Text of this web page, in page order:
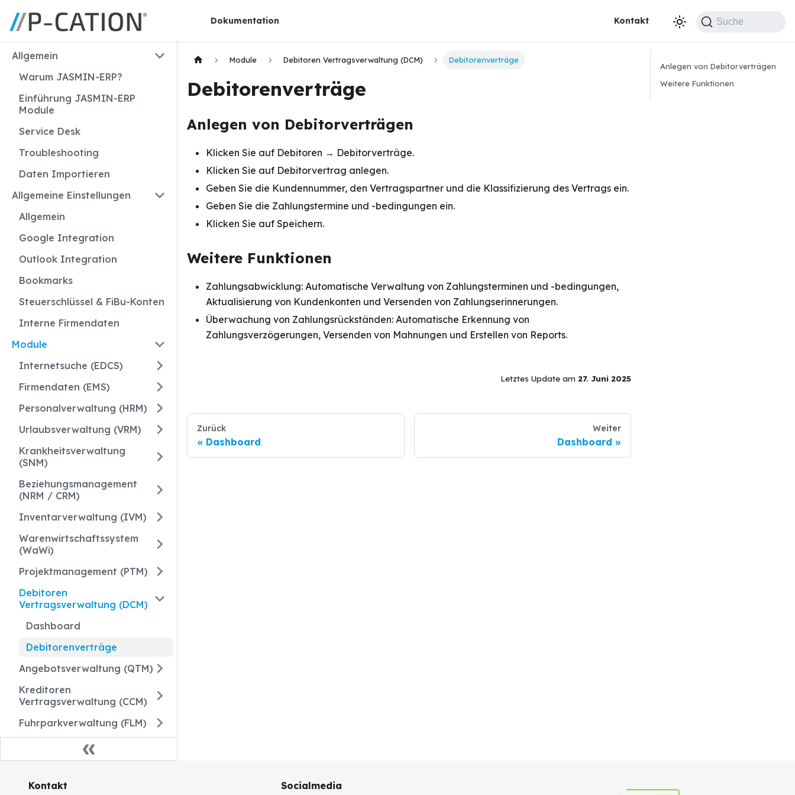
Dokumentation Kontakt Suche
Allgemein
Warum JASMIN-ERP?
Einführung JASMIN-ERP
Module
Service Desk
Troubleshooting
Daten Importieren
Allgemeine Einstellungen
Allgemein
Google Integration
Outlook Integration
Bookmarks
Steuerschlüssel & FiBu-Konten
Interne Firmendaten
Module
Internetsuche (EDCS)
Firmendaten (EMS)
Personalverwaltung (HRM)
Urlaubsverwaltung (VRM)
Krankheitsverwaltung
(SNM)
Beziehungsmanagement
(NRM / CRM)
Inventarverwaltung (IVM)
Warenwirtschaftssystem
(WaWi)
Projektmanagement (PTM)
Debitoren
Vertragsverwaltung (DCM)
Dashboard
Debitorenverträge
Angebotsverwaltung (QTM)
Kreditoren
Vertragsverwaltung (CCM)
Fuhrparkverwaltung (FLM)
Module Debitoren Vertragsverwaltung (DCM) Debitorenverträge
Debitorenverträge
Anlegen von Debitorverträgen
Klicken Sie auf Debitoren → Debitorverträge.
Klicken Sie auf Debitorvertrag anlegen.
Geben Sie die Kundennummer, den Vertragspartner und die Klassifizierung des Vertrags ein.
Geben Sie die Zahlungstermine und -bedingungen ein.
Klicken Sie auf Speichern.
Weitere Funktionen
Zahlungsabwicklung: Automatische Verwaltung von Zahlungsterminen und -bedingungen,
Aktualisierung von Kundenkonten und Versenden von Zahlungserinnerungen.
Überwachung von Zahlungsrückständen: Automatische Erkennung von
Zahlungsverzögerungen, Versenden von Mahnungen und Erstellen von Reports.
Letztes Update am 27. Juni 2025
Zurück
Dashboard
Weiter
Dashboard
Anlegen von Debitorverträgen
Weitere Funktionen
Kontakt Socialmedia